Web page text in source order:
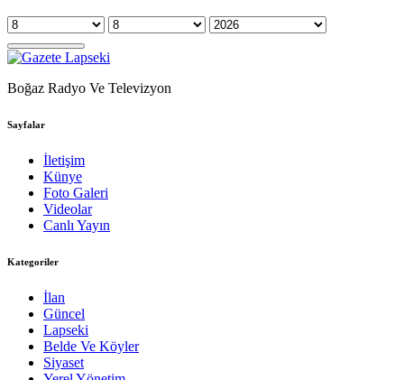
Boğaz Radyo Ve Televizyon
Sayfalar
İletişim
Künye
Foto Galeri
Videolar
Canlı Yayın
Kategoriler
İlan
Güncel
Lapseki
Belde Ve Köyler
Siyaset